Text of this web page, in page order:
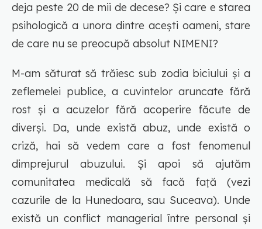
deja peste 20 de mii de decese? Și care e starea
psihologică a unora dintre acești oameni, stare
de care nu se preocupă absolut NIMENI?
M-am săturat să trăiesc sub zodia biciului și a
zeflemelei publice, a cuvintelor aruncate fără
rost și a acuzelor fără acoperire făcute de
diverși. Da, unde există abuz, unde există o
criză, hai să vedem care a fost fenomenul
dimprejurul abuzului. Și apoi să ajutăm
comunitatea medicală să facă față (vezi
cazurile de la Hunedoara, sau Suceava). Unde
există un conflict managerial între personal și